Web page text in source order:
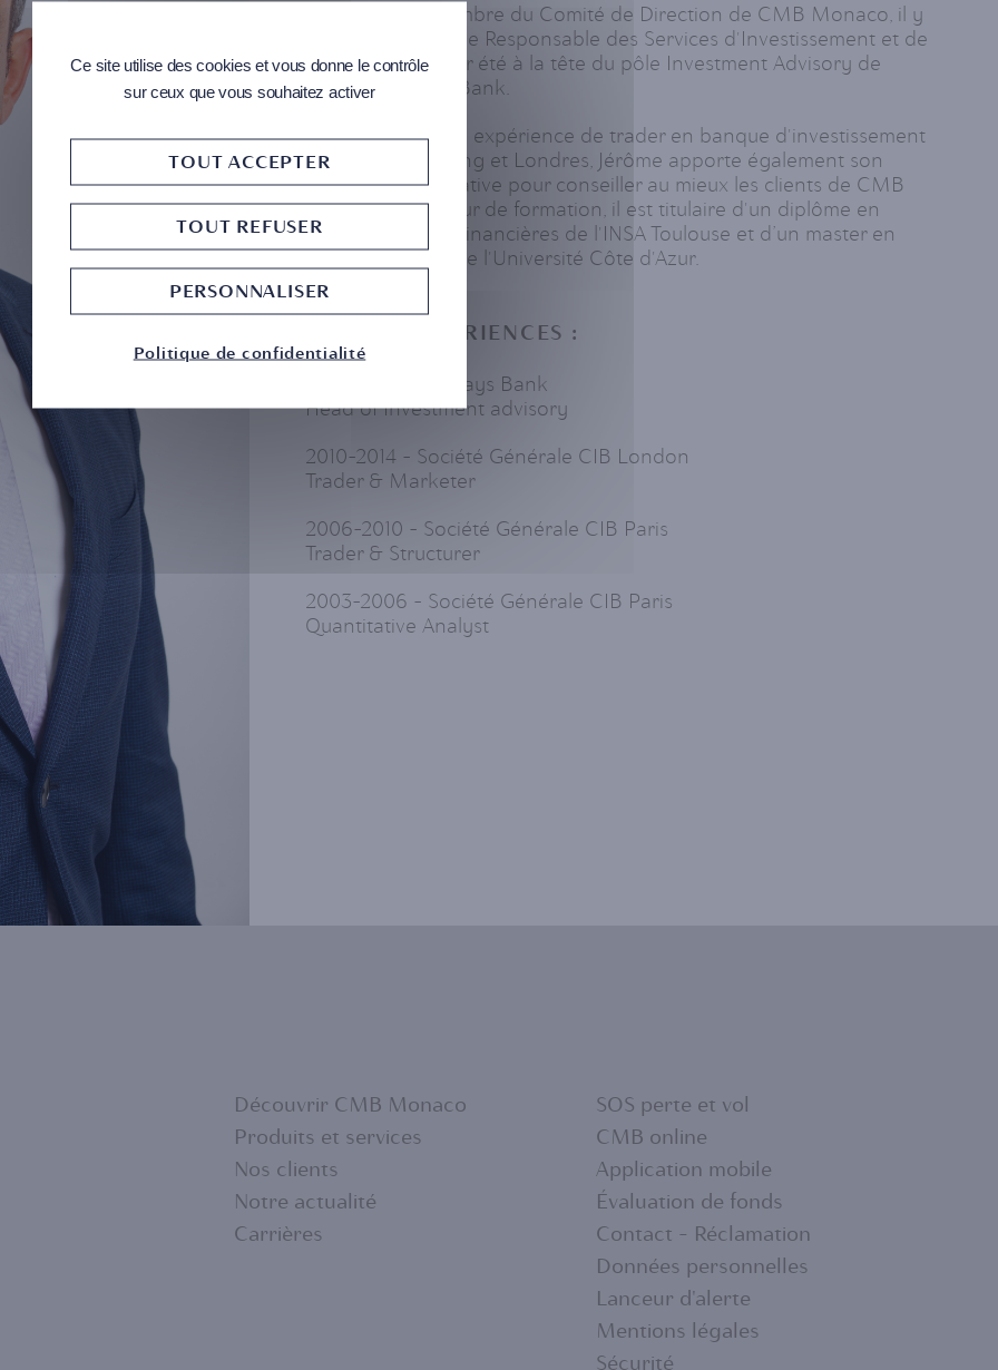
Actuellement membre du Comité de Direction de CMB Monaco, il y
occupe le poste de Responsable des Services d'Investissement et de
Crédit, après avoir été à la tête du pôle Investment Advisory de
Barclays Private Bank.
Fort d'une longue expérience de trader en banque d'investissement
à Paris, Hong-Kong et Londres, Jérôme apporte également son
expertise quantitative pour conseiller au mieux les clients de CMB
Monaco. Ingénieur de formation, il est titulaire d'un diplôme en
Mathématiques Financières de l'INSA Toulouse et d’un master en
Mathématiques de l'Université Côte d'Azur.
AUTRES EXPÉRIENCES :
2014-2019 - Barclays Bank
Head of Investment advisory
2010-2014 - Société Générale CIB London
Trader & Marketer
2006-2010 - Société Générale CIB Paris
Trader & Structurer
2003-2006 - Société Générale CIB Paris
Quantitative Analyst
FOOTER
Découvrir CMB Monaco
Produits et services
Nos clients
Notre actualité
Carrières
FOOTER
MENU
2
SOS perte et vol
CMB online
Application mobile
Évaluation de fonds
Contact - Réclamation
Données personnelles
Lanceur d'alerte
Mentions légales
Sécurité
Ce site utilise des cookies et vous donne le contrôle
sur ceux que vous souhaitez activer
TOUT ACCEPTER
TOUT REFUSER
PERSONNALISER
Politique de confidentialité